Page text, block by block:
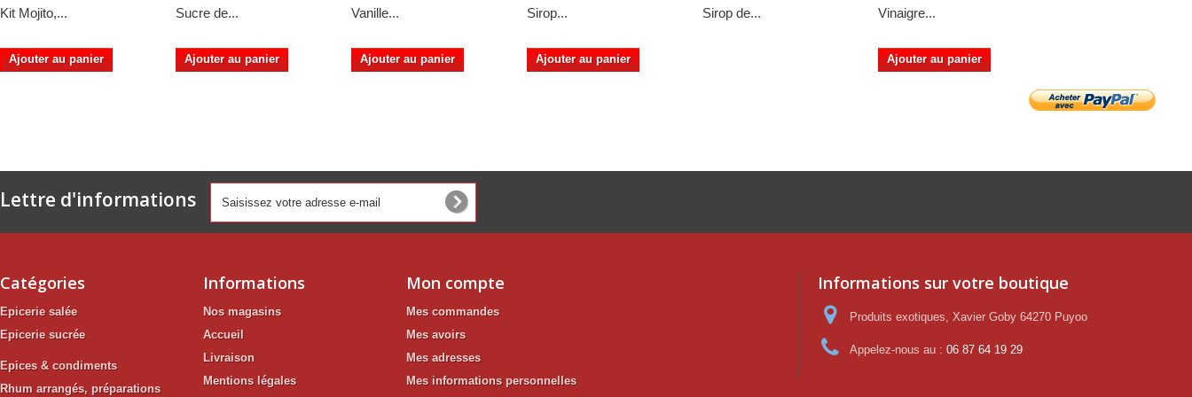
Kit Mojito,...
Ajouter au panier
Sucre de...
Ajouter au panier
Vanille...
Ajouter au panier
Sirop...
Ajouter au panier
Sirop de... Vinaigre...
Ajouter au panier
Lettre d'informations
Catégories
Epicerie salée
Epicerie sucrée
Epices & condiments
Rhum arrangés, préparations
Informations
Nos magasins
Accueil
Livraison
Mentions légales
Mon compte
Mes commandes
Mes avoirs
Mes adresses
Mes informations personnelles
Informations sur votre boutique
Produits exotiques, Xavier Goby 64270 Puyoo
Appelez-nous au : 06 87 64 19 29